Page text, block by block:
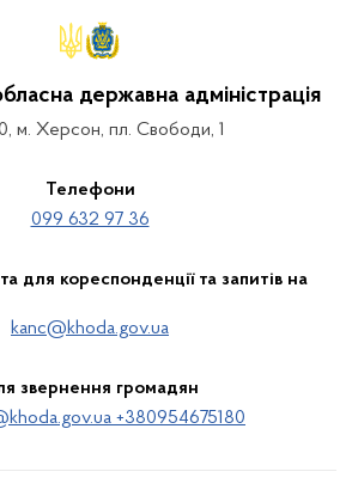
державна адміністрація
м. Херсон, пл. Свободи, 1
Телефони
099 632 97 36
для кореспонденції та запитів на
kanc@khoda.gov.ua
звернення громадян
+380954675180